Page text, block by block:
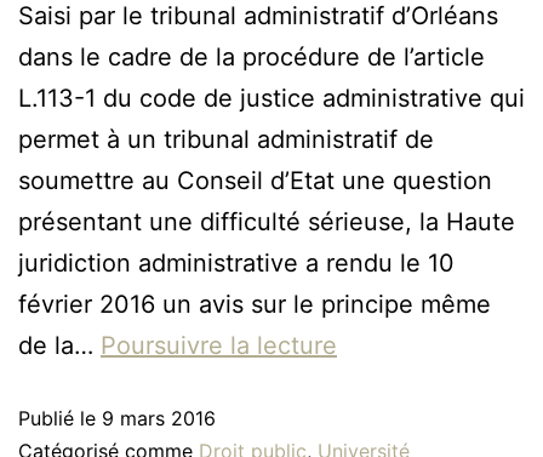
Saisi par le tribunal administratif d’Orléans
dans le cadre de la procédure de l’article
L.113-1 du code de justice administrative qui
permet à un tribunal administratif de
soumettre au Conseil d’Etat une question
présentant une difficulté sérieuse, la Haute
juridiction administrative a rendu le 10
février 2016 un avis sur le principe même
de la… Poursuivre la lecture
Publié le 9 mars 2016
Catégorisé comme Droit public, Université